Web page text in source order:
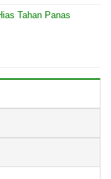
Tahan Panas